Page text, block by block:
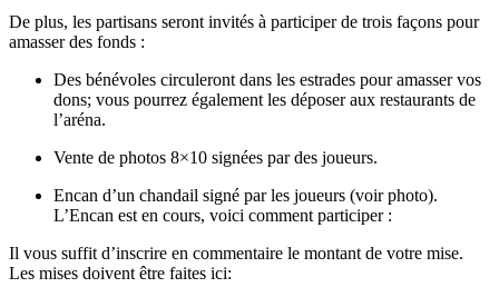
De plus, les partisans seront invités à participer de trois façons pour
amasser des fonds :
Des bénévoles circuleront dans les estrades pour amasser vos
dons; vous pourrez également les déposer aux restaurants de
l’aréna.
Vente de photos 8×10 signées par des joueurs.
Encan d’un chandail signé par les joueurs (voir photo).
L’Encan est en cours, voici comment participer :
Il vous suffit d’inscrire en commentaire le montant de votre mise.
Les mises doivent être faites ici: